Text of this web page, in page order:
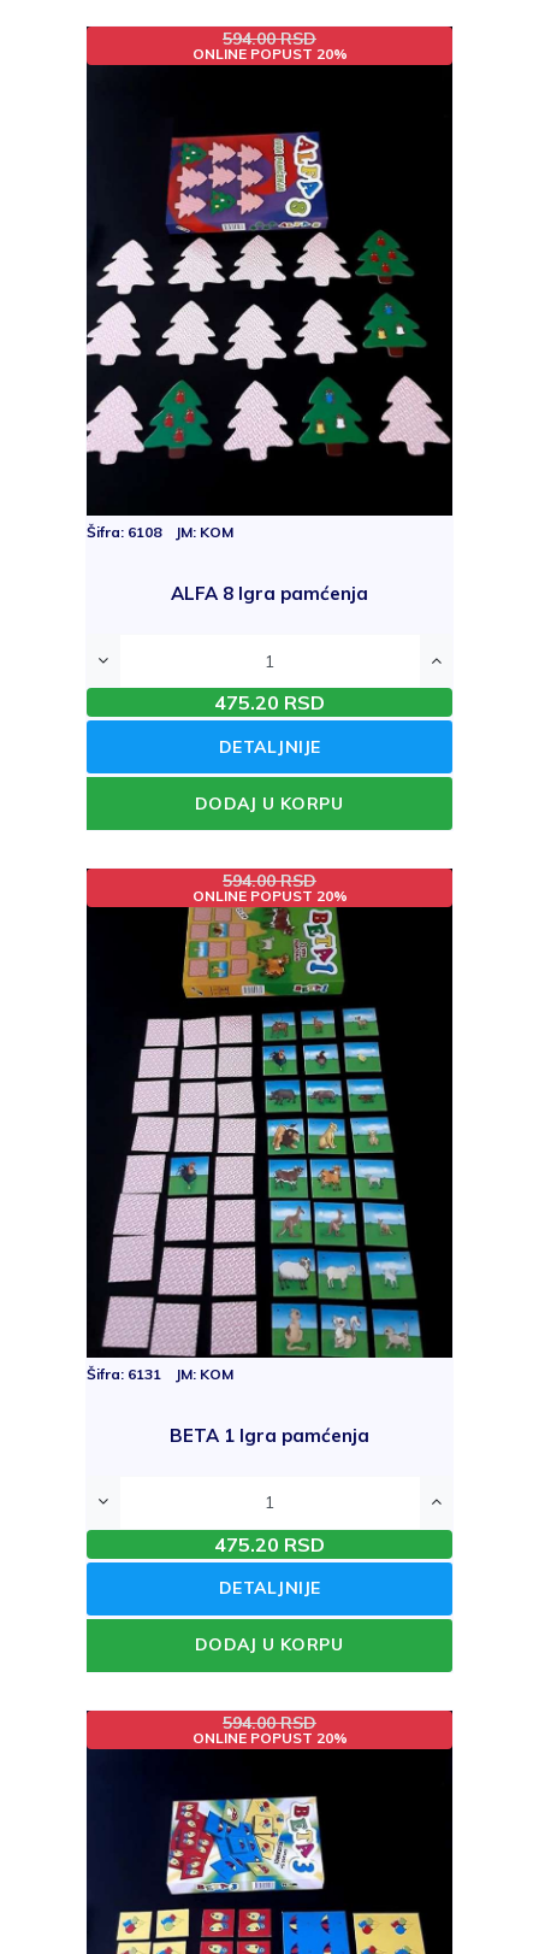
Šifra: 6108 JM: KOM
ALFA 8 Igra pamćenja
594.00 RSD
ONLINE POPUST 20%
475.20 RSD
DETALJNIJE
DODAJ U KORPU
Šifra: 6131 JM: KOM
BETA 1 Igra pamćenja
594.00 RSD
ONLINE POPUST 20%
475.20 RSD
DETALJNIJE
DODAJ U KORPU
594.00 RSD
ONLINE POPUST 20%